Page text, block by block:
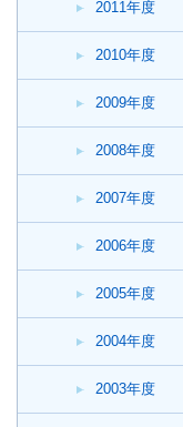
2011年度
2010年度
2009年度
2008年度
2007年度
2006年度
2005年度
2004年度
2003年度